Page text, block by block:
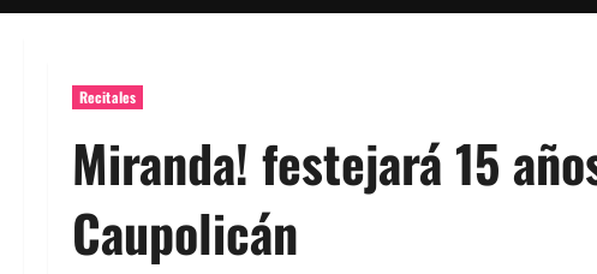
Recitales
Miranda! festejará 15
Caupolicán